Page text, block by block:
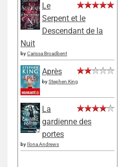
Le
Serpent et le
Descendant de la
Nuit
byCarissa Broadbent
Après
byStephen King
La
gardienne des
portes
by Ilona Andrews